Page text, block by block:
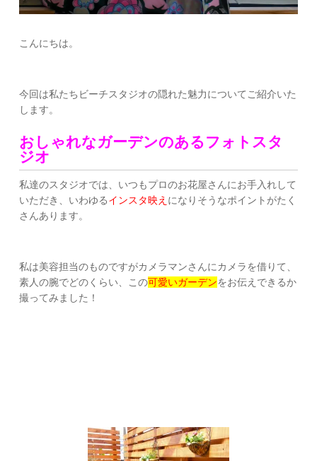
こんにちは。
今回は私たちビーチスタジオの隠れた魅力についてご紹介いた
します。
おしゃれなガーデンのあるフォトスタ
ジオ
私達のスタジオでは、いつもプロのお花屋さんにお手入れして
いただき、いわゆるインスタ映え になりそうなポイントがたく
さんあります。
私は美容担当のものですがカメラマンさんにカメラを借りて、
素人の腕でどのくらい、この可愛いガーデンをお伝えできるか
撮ってみました！